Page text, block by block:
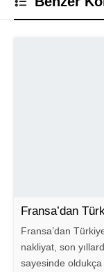
Fransa’dan
Fransa’dan
nakliyat, son
sayesinde oldukça